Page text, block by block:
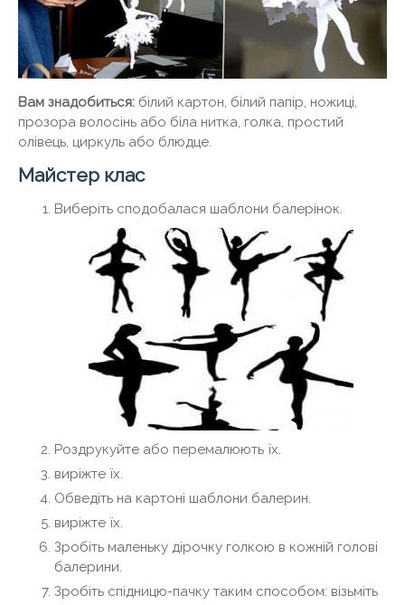
Вам знадобиться: білий картон, білий папір, ножиці,
прозора волосінь або біла нитка, голка, простий
олівець, циркуль або блюдце.
Майстер клас
Виберіть сподобалася шаблони балерінок.
Роздрукуйте або перемалюють їх.
виріжте їх.
Обведіть на картоні шаблони балерин.
виріжте їх.
Зробіть маленьку дірочку голкою в кожній голові
балерини.
Зробіть спідницю-пачку таким способом: візьміть